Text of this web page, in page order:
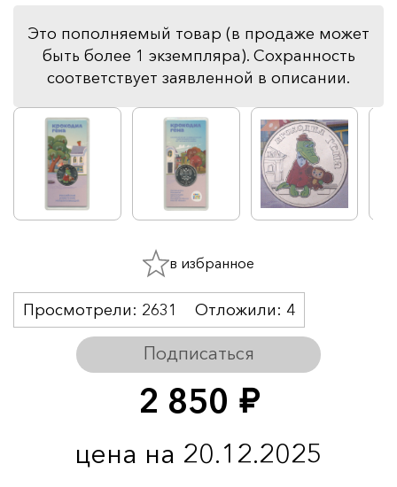
Это пополняемый товар (в продаже может
быть более 1 экземпляра). Сохранность
соответствует заявленной в описании.
2 850 руб.
цена на 20.12.2025
Подписаться
Просмотрели: 2631 Отложили: 4
в избранное